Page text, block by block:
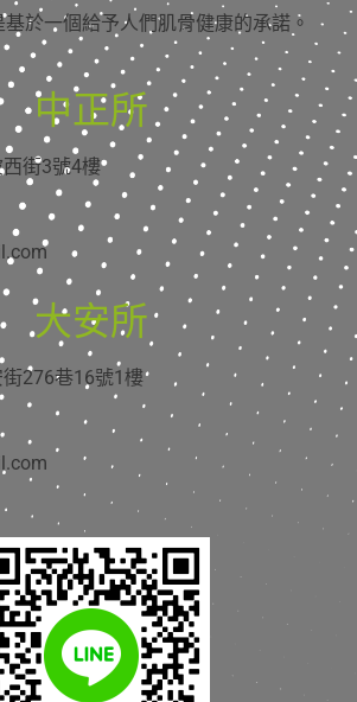
於一個給予人們肌骨健康的承諾。
中正所
街3號4樓
大安所
276巷16號1樓